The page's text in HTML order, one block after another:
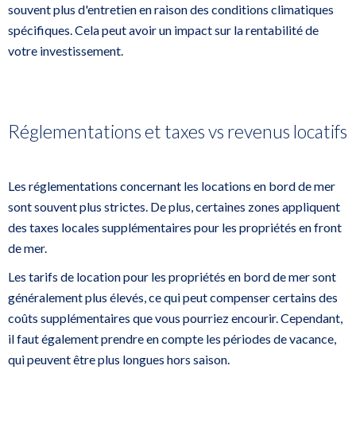
souvent plus d'entretien en raison des conditions climatiques
spécifiques. Cela peut avoir un impact sur la rentabilité de
votre investissement.
Réglementations et taxes vs revenus locatifs
Les réglementations concernant les locations en bord de mer
sont souvent plus strictes. De plus, certaines zones appliquent
des taxes locales supplémentaires pour les propriétés en front
de mer.
Les tarifs de location pour les propriétés en bord de mer sont
généralement plus élevés, ce qui peut compenser certains des
coûts supplémentaires que vous pourriez encourir. Cependant,
il faut également prendre en compte les périodes de vacance,
qui peuvent être plus longues hors saison.